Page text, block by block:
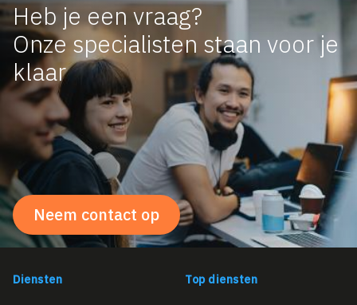
Heb je een vraag?
Onze specialisten staan voor je
klaar
Neem contact op
Diensten Top diensten